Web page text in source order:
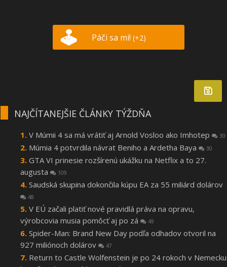
Páči sa mi! (+2)
NAJČÍTANEJŠIE ČLÁNKY TÝŽDŇA
V Múmii 4 sa má vrátiť aj Arnold Vosloo ako Imhotep 30
Múmia 4 potvrdila návrat Beniho a Ardetha Baya 30
GTA VI prinesie rozšírenú ukážku na Netflix a to 27.
augusta
109
Saudská skupina dokončila kúpu EA za 55 miliárd dolárov
48
V EÚ začali platiť nové pravidlá práva na opravu,
výrobcovia musia pomôcť aj po zá
49
Spider-Man: Brand New Day podľa odhadov otvoril na
927 miliónoch dolárov
47
Return to Castle Wolfenstein je po 24 rokoch v Nemecku